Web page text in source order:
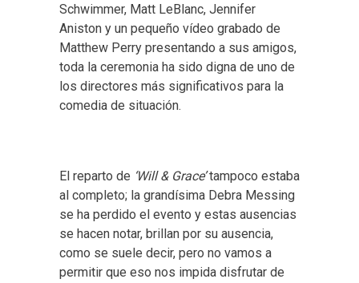
Schwimmer, Matt LeBlanc, Jennifer
Aniston y un pequeño vídeo grabado de
Matthew Perry presentando a sus amigos,
toda la ceremonia ha sido digna de uno de
los directores más significativos para la
comedia de situación.
El reparto de ‘Will & Grace’tampoco estaba
al completo; la grandísima Debra Messing
se ha perdido el evento y estas ausencias
se hacen notar, brillan por su ausencia,
como se suele decir, pero no vamos a
permitir que eso nos impida disfrutar de